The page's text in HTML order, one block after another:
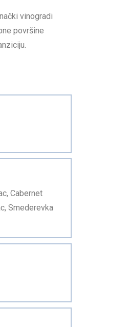
vinogradi
površine
Cabernet
Smederevka